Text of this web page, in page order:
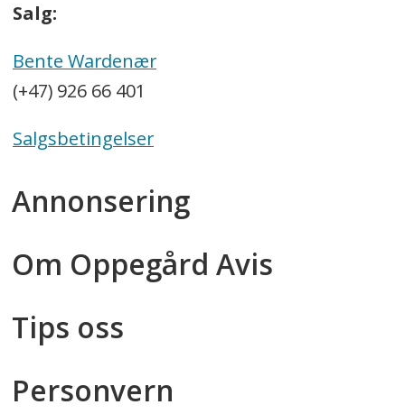
Salg:
Bente Wardenær
(+47) 926 66 401
Salgsbetingelser
Annonsering
Om Oppegård Avis
Tips oss
Personvern